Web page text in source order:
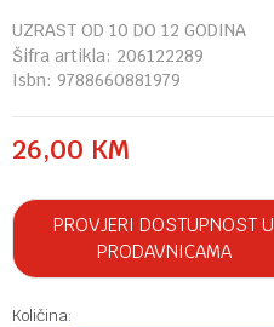
UZRAST OD 10 DO 12 GODINA
Šifra artikla: 206122289
Isbn: 9788660881979
26,00 KM
PROVJERI DOSTUPNOST U
PRODAVNICAMA
Količina: